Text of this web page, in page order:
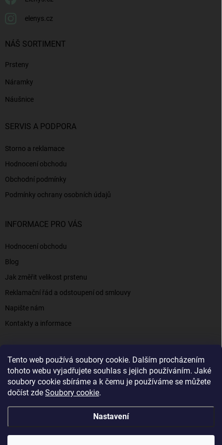
Tento web používá soubory cookie. Dalším procházením
tohoto webu vyjadřujete souhlas s jejich používáním. Jaké
soubory cookie sbíráme a k čemu je používáme se můžete
dočíst zde Soubory cookie.
Nastavení
elenys.cz
NÁŠ SORTIMENT
Prsteny
Náramky
Náušnice
SERVIS A PODPORA
Storno a reklamace
Hodnocení obchodu
Obchodní podmínky
Podmínky ochrany osobních údajů
INFORMACE PRO VÁS
Hodnocení obchodu
Blog
Jak změřit velikost prstenu
Reklamační řád a odstoupení od smlouvy
Napište nám
Kontakty a informace
Elenys.cz - šperky, kterým věříte už od roku 2016
Vytvořil Shoptet